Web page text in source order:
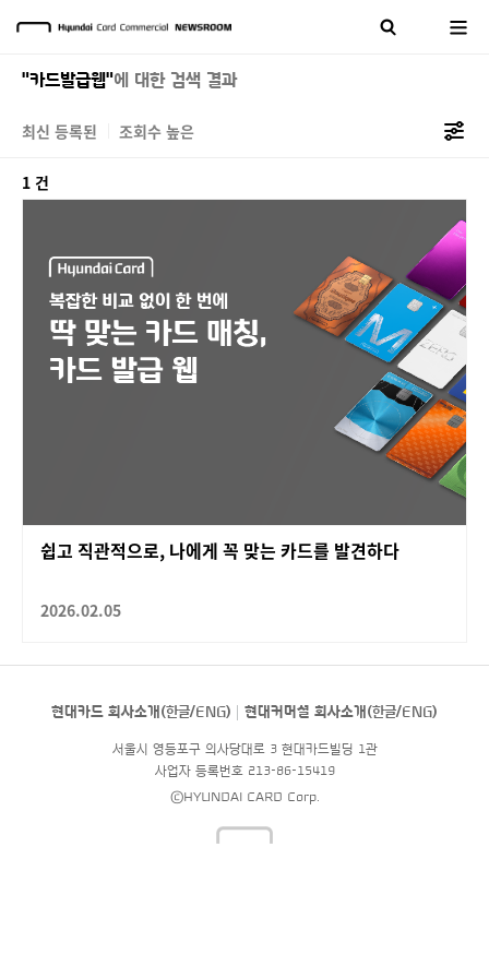
"카드발급웹"에 대한 검색 결과
최신 등록된 조회수 높은
1 건
쉽고 직관적으로, 나에게 꼭 맞는 카드를 발견하다
2026.02.05
현대카드 회사소개(한글/ENG) 현대커머셜 회사소개(한글/ENG)
서울시 영등포구 의사당대로 3 현대카드빌딩 1관
사업자 등록번호 213-86-15419
©HYUNDAI CARD Corp.